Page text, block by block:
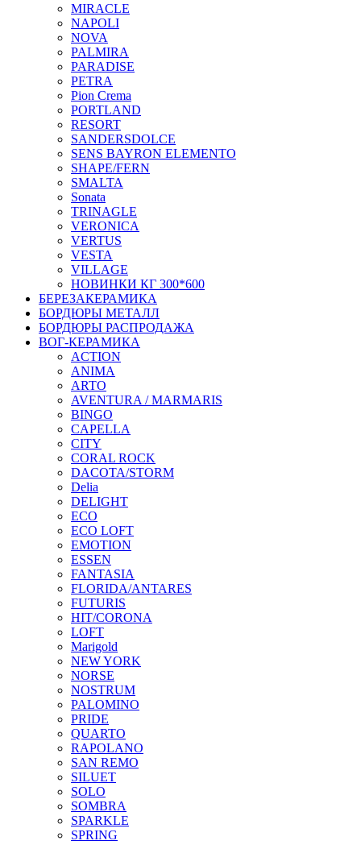
MIRACLE
NAPOLI
NOVA
PALMIRA
PARADISE
PETRA
Pion Crema
PORTLAND
RESORT
SANDERSDOLCE
SENS BAYRON ELEMENTO
SHAPE/FERN
SMALTA
Sonata
TRINAGLE
VERONICA
VERTUS
VESTA
VILLAGE
НОВИНКИ КГ 300*600
БЕРЕЗАКЕРАМИКА
БОРДЮРЫ МЕТАЛЛ
БОРДЮРЫ РАСПРОДАЖА
ВОГ-КЕРАМИКА
ACTION
ANIMA
ARTO
AVENTURA / MARMARIS
BINGO
CAPELLA
CITY
CORAL ROCK
DACOTA/STORM
Delia
DELIGHT
ECO
ECO LOFT
EMOTION
ESSEN
FANTASIA
FLORIDA/ANTARES
FUTURIS
HIT/CORONA
LOFT
Marigold
NEW YORK
NORSE
NOSTRUM
PALOMINO
PRIDE
QUARTO
RAPOLANO
SAN REMO
SILUET
SOLO
SOMBRA
SPARKLE
SPRING